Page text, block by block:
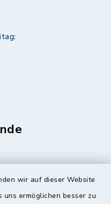
wir auf dieser Website
uns ermöglichen besser zu